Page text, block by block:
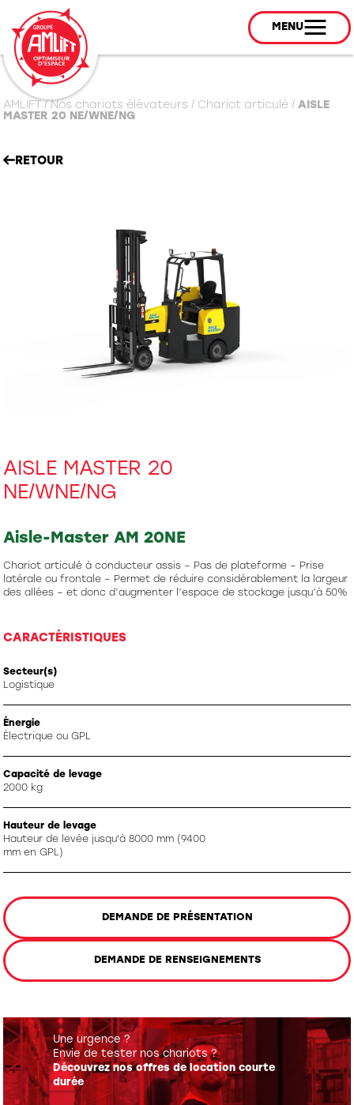
MENU
AMLIFT/Nos chariots élévateurs / Chariot articulé /AISLE
MASTER 20 NE/WNE/NG
RETOUR
AISLE MASTER 20
NE/WNE/NG
Aisle-Master AM 20NE
Chariot articulé à conducteur assis – Pas de plateforme – Prise
latérale ou frontale – Permet de réduire considérablement la largeur
des allées – et donc d’augmenter l’espace de stockage jusqu’à 50%
CARACTÉRISTIQUES
Secteur(s)
Logistique
Énergie
Électrique ou GPL
Capacité de levage
2000 kg
Hauteur de levage
Hauteur de levée jusqu'à 8000 mm (9400
mm en GPL)
DEMANDE DE PRÉSENTATION
DEMANDE DE RENSEIGNEMENTS
Une urgence ?
Envie de tester nos chariots ?
Découvrez nos offres de location courte
durée